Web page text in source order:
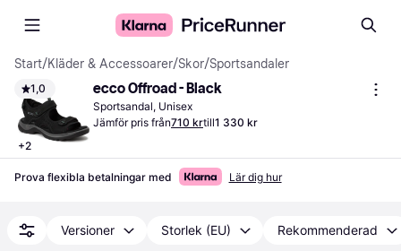
Start/Kläder & Accessoarer/Skor/Sportsandaler
1,0
+2
ecco Offroad - Black
Sportsandal, Unisex
Jämför pris från710 krtill1 330 kr
Prova flexibla betalningar med Lär dig hur
Versioner Storlek (EU) Rekommenderad